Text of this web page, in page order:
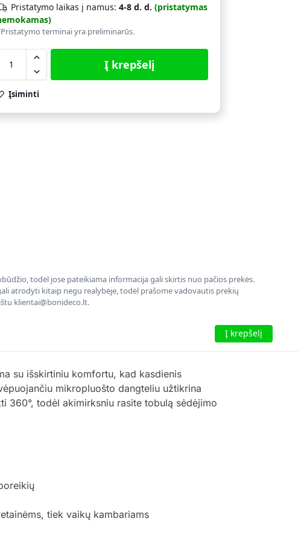
Pristatymo laikas į namus:4-8 d. d. (pristatymas
terminai yra preliminarūs.
Į krepšelį
Įsiminti
todėl jose pateikiama informacija gali skirtis nuo pačios prekės.
atrodyti kitaip negu realybėje, todėl prašome vadovautis prekių
klientai@bonideco.lt.
Į krepšelį
su išskirtiniu komfortu, kad kasdienis
mikropluošto dangteliu užtikrina
360°, todėl akimirksniu rasite tobulą sėdėjimo
tiek vaikų kambariams